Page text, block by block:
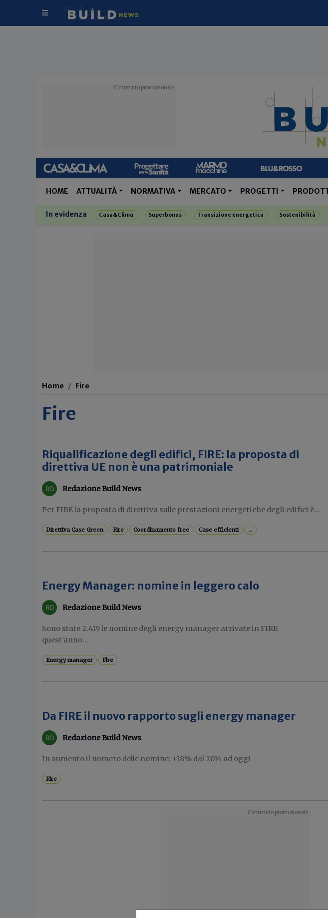
HOME ATTUALITÀ NORMATIVA MERCATO PROGETTI
In evidenza Casa&Clima Superbonus Transizione energetica Sostenibilità
Home Fire
Fire
Riqualificazione degli edifici, FIRE: la proposta di
direttiva UE non è una patrimoniale
Redazione Build News
Per FIRE la proposta di direttiva sulle prestazioni energetiche degli edifici è...
Direttiva Case Green Fire Coordinamento free Case efficienti ...
Energy Manager: nomine in leggero calo
Redazione Build News
Sono state 2.419 le nomine degli energy manager arrivate in FIRE
quest’anno...
Energy manager Fire
Da FIRE il nuovo rapporto sugli energy manager
Redazione Build News
In aumento il numero delle nomine: +18% dal 2014 ad oggi
Fire